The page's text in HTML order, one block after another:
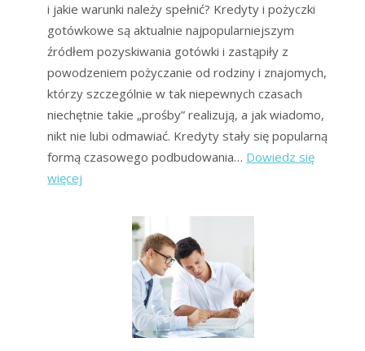
i jakie warunki należy spełnić? Kredyty i pożyczki
gotówkowe są aktualnie najpopularniejszym
źródłem pozyskiwania gotówki i zastąpiły z
powodzeniem pożyczanie od rodziny i znajomych,
którzy szczególnie w tak niepewnych czasach
niechętnie takie „prośby” realizują, a jak wiadomo,
nikt nie lubi odmawiać. Kredyty stały się popularną
formą czasowego podbudowania… Dowiedz się
więcej
gotówkowe